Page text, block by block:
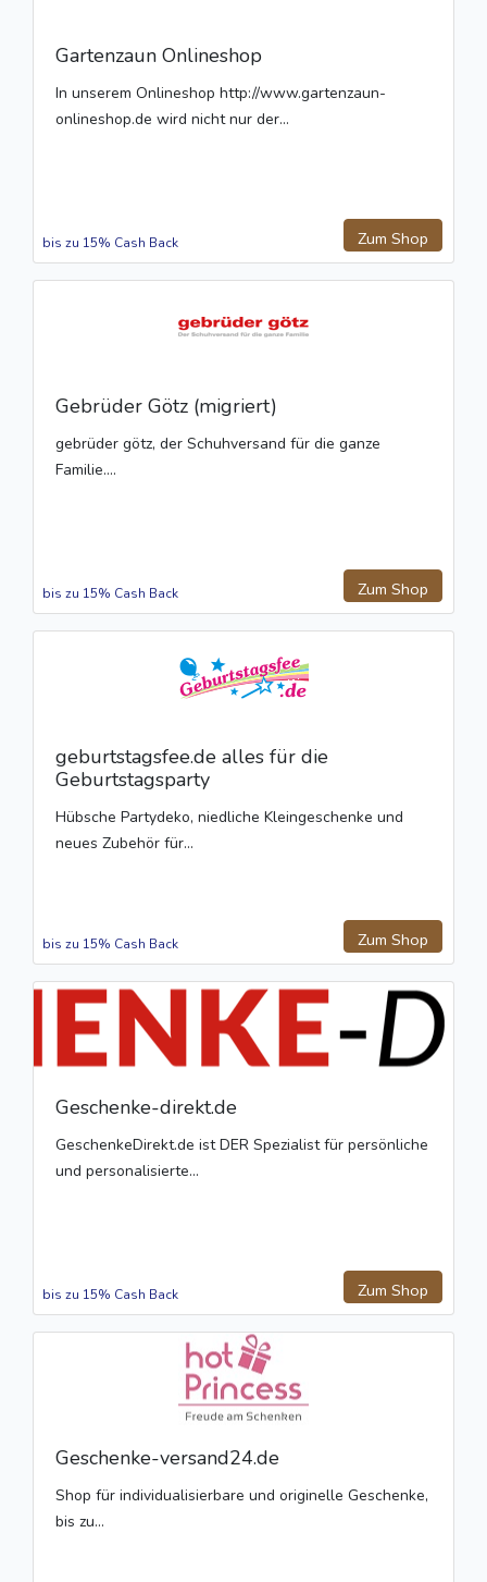
Gartenzaun Onlineshop
In unserem Onlineshop http://www.gartenzaun-
onlineshop.de wird nicht nur der...
Zum Shop
bis zu 15% Cash Back
Gebrüder Götz (migriert)
gebrüder götz, der Schuhversand für die ganze
Familie....
Zum Shop
bis zu 15% Cash Back
geburtstagsfee.de alles für die
Geburtstagsparty
Hübsche Partydeko, niedliche Kleingeschenke und
neues Zubehör für...
Zum Shop
bis zu 15% Cash Back
Geschenke-direkt.de
GeschenkeDirekt.de ist DER Spezialist für persönliche
und personalisierte...
Zum Shop
bis zu 15% Cash Back
Geschenke-versand24.de
Shop für individualisierbare und originelle Geschenke,
bis zu...